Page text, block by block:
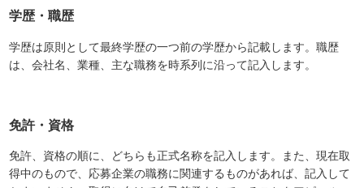
学歴・職歴
学歴は原則として最終学歴の一つ前の学歴から記載します。職歴
は、会社名、業種、主な職務を時系列に沿って記入します。
免許・資格
免許、資格の順に、どちらも正式名称を記入します。また、現在取
得中のもので、応募企業の職務に関連するものがあれば、記入して